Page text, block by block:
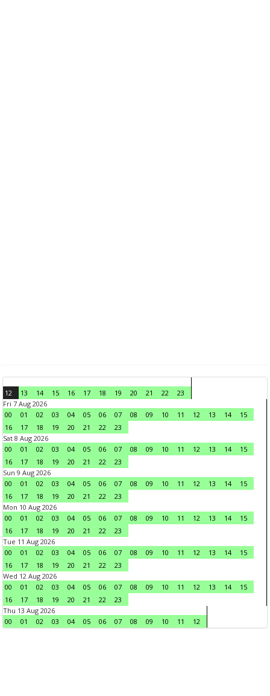
12 13 14 15 16 17 18 19 20 21 22
23
Fri 7 Aug 2026
00
01 02 03 04 05 06 07 08 09 10 11 12 13 14
15
16
17 18 19 20 21 22
23
Sat 8 Aug 2026
00
01 02 03 04 05 06 07 08 09 10 11 12 13 14
15
16
17 18 19 20 21 22
23
Sun 9 Aug 2026
00
01 02 03 04 05 06 07 08 09 10 11 12 13 14
15
16
17 18 19 20 21 22
23
Mon 10 Aug 2026
00
01 02 03 04 05 06 07 08 09 10 11 12 13 14
15
16
17 18 19 20 21 22
23
Tue 11 Aug 2026
00
01 02 03 04 05 06 07 08 09 10 11 12 13 14
15
16
17 18 19 20 21 22
23
Wed 12 Aug 2026
00
01 02 03 04 05 06 07 08 09 10 11 12 13 14
15
16
17 18 19 20 21 22
23
Thu 13 Aug 2026
00
01 02 03 04 05 06 07 08 09 10 11 12